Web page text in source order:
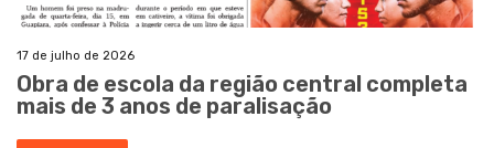
17 de julho de 2026
Obra de escola da região central completa
mais de 3 anos de paralisação